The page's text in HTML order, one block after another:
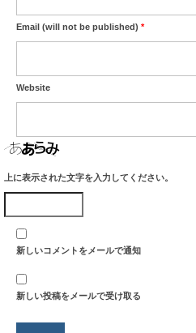
Email (will not be published) *
Website
上に表示された文字を入力してください。
新しいコメントをメールで通知
新しい投稿をメールで受け取る